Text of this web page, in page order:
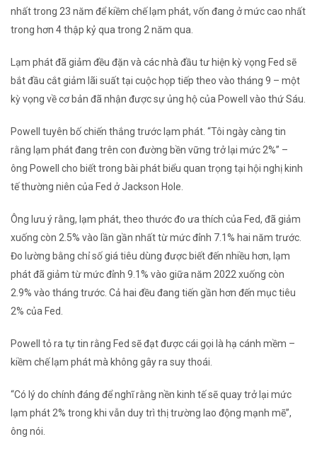
nhất trong 23 năm để kiềm chế lạm phát, vốn đang ở mức cao nhất
trong hơn 4 thập kỷ qua trong 2 năm qua.
Lạm phát đã giảm đều đặn và các nhà đầu tư hiện kỳ ​​vọng Fed sẽ
bắt đầu cắt giảm lãi suất tại cuộc họp tiếp theo vào tháng 9 – một
kỳ vọng về cơ bản đã nhận được sự ủng hộ của Powell vào thứ Sáu.
Powell tuyên bố chiến thắng trước lạm phát. “Tôi ngày càng tin
rằng lạm phát đang trên con đường bền vững trở lại mức 2%” –
ông Powell cho biết trong bài phát biểu quan trọng tại hội nghị kinh
tế thường niên của Fed ở Jackson Hole.
Ông lưu ý rằng, lạm phát, theo thước đo ưa thích của Fed, đã giảm
xuống còn 2.5% vào lần gần nhất từ ​​mức đỉnh 7.1% hai năm trước.
Đo lường bằng chỉ số giá tiêu dùng được biết đến nhiều hơn, lạm
phát đã giảm từ mức đỉnh 9.1% vào giữa năm 2022 xuống còn
2.9% vào tháng trước. Cả hai đều đang tiến gần hơn đến mục tiêu
2% của Fed.
Powell tỏ ra tự tin rằng Fed sẽ đạt được cái gọi là hạ cánh mềm –
kiềm chế lạm phát mà không gây ra suy thoái.
“Có lý do chính đáng để nghĩ rằng nền kinh tế sẽ quay trở lại mức
lạm phát 2% trong khi vẫn duy trì thị trường lao động mạnh mẽ”,
ông nói.